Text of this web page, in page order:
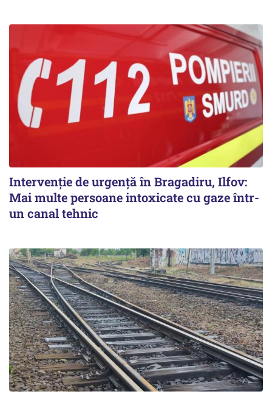
Intervenție de urgență în Bragadiru, Ilfov:
Mai multe persoane intoxicate cu gaze într-
un canal tehnic